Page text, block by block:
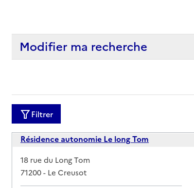
Modifier ma recherche
Filtrer
Résidence autonomie Le long Tom
Adresse
18 rue du Long Tom
71200- Le Creusot